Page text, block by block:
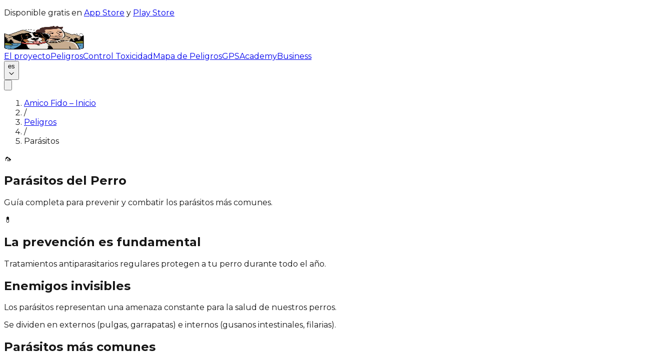
Disponible gratis en App Store y Play Store
El proyectoPeligrosControl Toxicidad Mapa de PeligrosGPSAcademyBusiness
es
Amico Fido – Inicio
/
Peligros
/
Parásitos
🦟
Parásitos del Perro
Guía completa para prevenir y combatir los parásitos más comunes.
💊
La prevención es fundamental
Tratamientos antiparasitarios regulares protegen a tu perro durante todo el año.
Enemigos invisibles
Los parásitos representan una amenaza constante para la salud de nuestros perros.
Se dividen en externos (pulgas, garrapatas) e internos (gusanos intestinales, filarias).
Parásitos más comunes